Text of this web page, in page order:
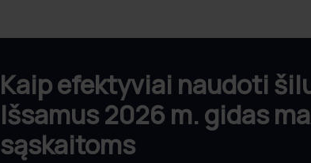
Kaip efektyviai naudoti
Išsamus 2026 m. gidas
sąskaitoms